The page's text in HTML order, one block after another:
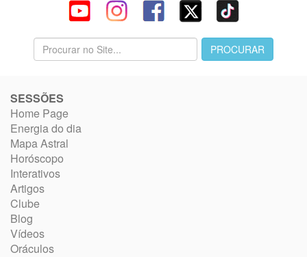
SESSÕES
Home Page
Energia do dia
Mapa Astral
Horóscopo
Interativos
Artigos
Clube
Blog
Vídeos
Oráculos